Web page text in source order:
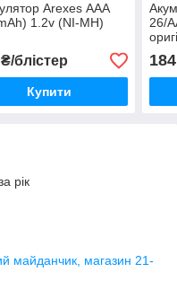
Arexes ААА
1.2v (NI-MH)
блістер
Купити
26/
184
рік
майданчик, магазин 21-